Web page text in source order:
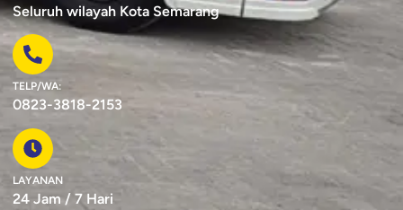
Seluruh wilayah Kota Semarang
TELP/WA:
0823-3818-2153
LAYANAN
24 Jam / 7 Hari